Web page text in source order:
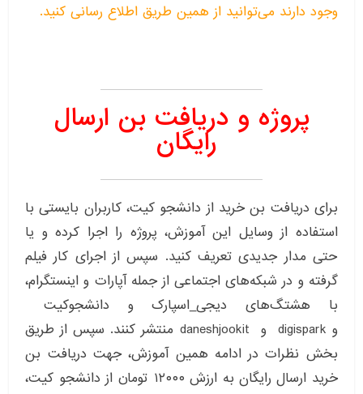
وجود دارند می‌توانید از همین طریق اطلاع رسانی کنید.
پروژه و دریافت بن ارسال
رایگان
برای دریافت بن خرید از دانشجو کیت، کاربران بایستی با
استفاده از وسایل این آموزش، پروژه را اجرا کرده و یا
حتی مدار جدیدی تعریف کنید. سپس از اجرای کار فیلم
گرفته و در شبکه‌های اجتماعی از جمله آپارات و اینستگرام،
با هشتگ‌های دیجی_اسپارک و دانشجوکیت
و digispark و daneshjookit منتشر کنند. سپس از طریق
بخش نظرات در ادامه همین آموزش، جهت دریافت بن
خرید ارسال رایگان به ارزش ۱۲۰۰۰ تومان از دانشجو کیت،